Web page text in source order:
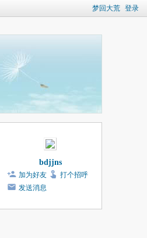
梦回大荒 登录
bdjjns
加为好友
打个招呼
发送消息